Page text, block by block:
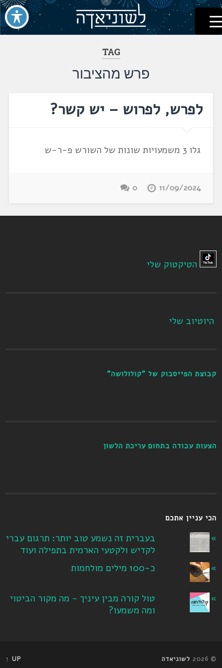
דלג
לתוכן
לשוניאדה
עברית. לשון. שפה
TAG
פרש מהציבור
לפרש, לפרוש – יש קשר?
גלו 3 משמעויות שונות של השורש פ-ר-ש
11/09/2024
0
הטיקטוק שלי
היוטיוב שלי
קבוצת הפייסבוק של "קולולושה"
הצעות עבודה בתחום עריכת הלשון
הכי עניין אתכם
בעברית זה נשמע טוב יותר: תרגום עברי
לקדיש ולקטעי הארמית בתפילה ועוד
כ-100 מילים מולחמות
טול קורה מבין עיניך - מה מקור הביטוי
ומה משמעו?
© 2026 לשוניאדה UP ↑